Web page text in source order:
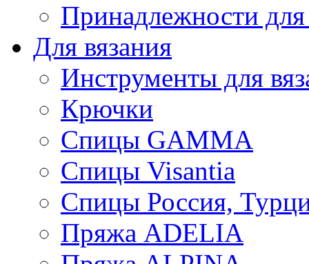
Принадлежности
Для вязания
Инструменты для
Крючки
Спицы GAMMA
Спицы Visantia
Спицы Россия,
Пряжа ADELIA